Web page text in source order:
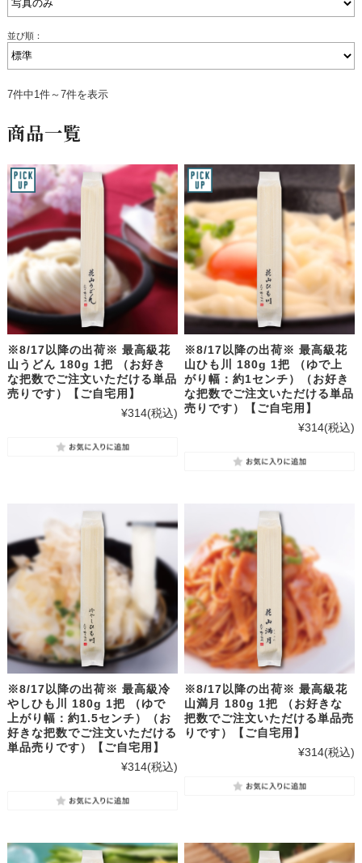
並び順：
7件中1件～7件を表示
商品一覧
※8/17以降の出荷※ 最高級花
山うどん 180g 1把 （お好き
な把数でご注文いただける単品
売りです）【ご自宅用】
¥314(税込)
※8/17以降の出荷※ 最高級花
山ひも川 180g 1把 （ゆで上
がり幅：約1センチ）（お好き
な把数でご注文いただける単品
売りです）【ご自宅用】
¥314(税込)
※8/17以降の出荷※ 最高級冷
やしひも川 180g 1把 （ゆで
上がり幅：約1.5センチ）（お
好きな把数でご注文いただける
単品売りです）【ご自宅用】
¥314(税込)
※8/17以降の出荷※ 最高級花
山満月 180g 1把 （お好きな
把数でご注文いただける単品売
りです）【ご自宅用】
¥314(税込)